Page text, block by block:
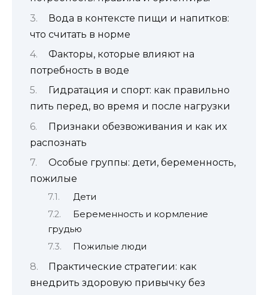
Вода в контексте пищи и напитков:
что считать в норме
Факторы, которые влияют на
потребность в воде
Гидратация и спорт: как правильно
пить перед, во время и после нагрузки
Признаки обезвоживания и как их
распознать
Особые группы: дети, беременность,
пожилые
Дети
Беременность и кормление
грудью
Пожилые люди
Практические стратегии: как
внедрить здоровую привычку без